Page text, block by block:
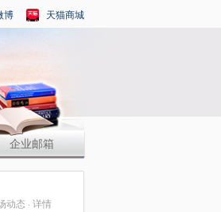
博 天猫商城
企业邮箱
动态 · 详情